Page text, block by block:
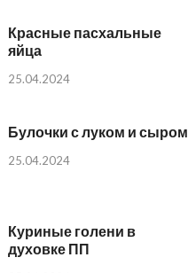
Красные пасхальные
яйца
25.04.2024
Булочки с луком и сыром
25.04.2024
Куриные голени в
духовке ПП